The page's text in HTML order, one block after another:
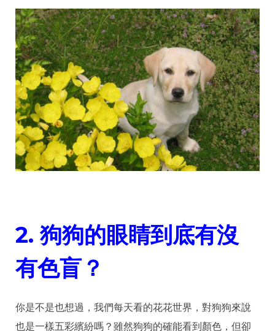
2.狗狗的眼睛到底有沒
有色盲？
你是不是也想過，我們每天看的花花世界，對狗狗來說
也是一樣五彩繽紛嗎？雖然狗狗的確能看到顏色，但卻